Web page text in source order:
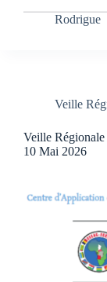
Rodrigue
Veille
Veille
10 Mai 2026